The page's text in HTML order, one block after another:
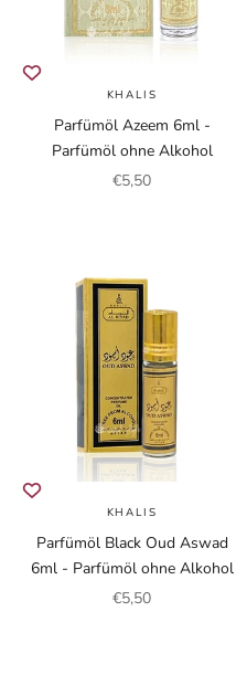
KHALIS
Parfümöl Azeem 6ml -
Parfümöl ohne Alkohol
Angebot
€5,50
KHALIS
Parfümöl Black Oud Aswad
6ml - Parfümöl ohne Alkohol
Angebot
€5,50